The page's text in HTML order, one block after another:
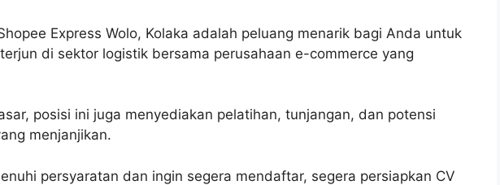
Express Wolo, Kolaka adalah peluang menarik bagi Anda untuk
di sektor logistik bersama perusahaan e-commerce yang
posisi ini juga menyediakan pelatihan, tunjangan, dan potensi
menjanjikan.
persyaratan dan ingin segera mendaftar, segera persiapkan CV